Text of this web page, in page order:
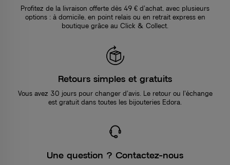
Profitez de la livraison offerte dès 49 € d’achat, avec plusieurs
options : à domicile, en point relais ou en retrait express en
boutique grâce au Click & Collect.
Retours simples et gratuits
Vous avez 30 jours pour changer d’avis. Le retour ou l’échange
est gratuit dans toutes les bijouteries Edora.
Une question ? Contactez-nous